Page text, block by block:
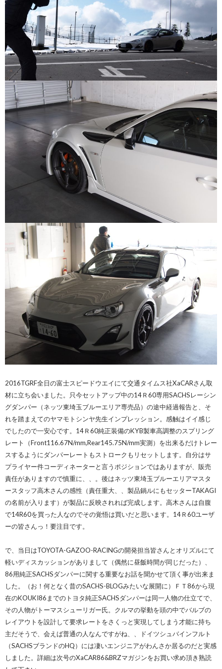
2016TGRF全日の富士スピードウエイにて交通タイムス社XaCARさん取
材に立ち会いました。只今セットアップ中の14Ｒ60専用SACHSレーシン
グダンパー（ネッツ東埼玉ブルーエリア専売品）の途中経過報告と、そ
れを踏まえてのヤマモトシンヤ先生インプレッション。感触はイイ感じ
でしたので一安心です。14Ｒ60純正装備のKYB製車高調整のスプリング
レート（Front116.67N/mm,Rear145.75N/mm実測）を出来るだけトレー
スするようにダンパーレートもストロークもリセットします。自分はサ
プライヤー件コーディネーターと言うポジションではありますが、販売
責任がありますので慎重に、、。後はネッツ東埼玉ブルーエリアマスタ
ースタッフ高木さんの感性（責任重大、、製品鍋ルにもセッターTAKAGI
の名前が入ります）が製品に反映されれば完成します。高木さんは自腹
で14R60を買った人なのでその覚悟は買いだと思います。14Ｒ60ユーザ
ーの皆さんっ！要注目です。
で、当日はTOYOTA-GAZOO-RACINGの開発担当皆さんとオリズルにて
軽いディスカッションがありまして（偶然に昼飯時間が同じだった）、
86用純正SACHSダンパーに関する重要なお話を聞かせて頂く事が出来ま
した。（お！何となく昔のSACHS-BLOGみたいな展開に）ＦＴ86から現
在のKOUKI86までのトヨタ純正SACHSダンパーは同一人物の仕立てで、
その人物がトーマスシューリガー氏。クルマの挙動を頭の中でバルブの
レイアウトを設計して要求レートをさくっと実現してしまう才能に持ち
主だそうで、会えば普通の人なんですがね、、ドイツシュバインフルト
（SACHSブランドのHQ）には凄いエンジニアがわんさか居るのだと実感
しました。詳細は次号のXaCAR86&BRZマガジンをお買い求め頂き熟読